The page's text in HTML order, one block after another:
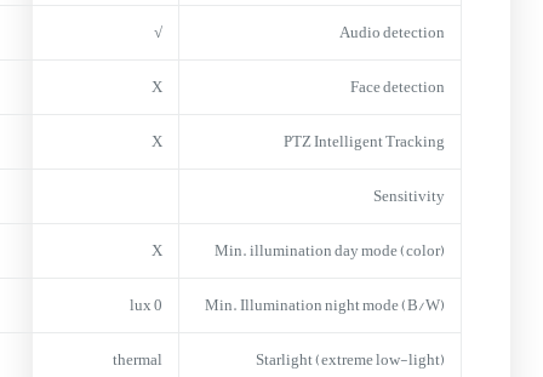
Audio detection
√
Face detection
X
PTZ Intelligent Tracking
X
Sensitivity
Min. illumination day mode (color)
X
Min. Illumination night mode (B/W)
0 lux
Starlight (extreme low-light)
thermal